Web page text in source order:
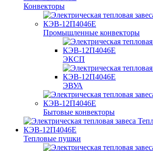
Конвекторы
Промышленные конвекторы
ЭКСП
ЭВУА
Бытовые конвекторы
Тепловые пушки